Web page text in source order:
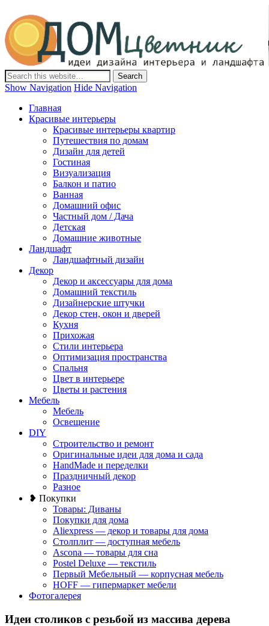
Дом-Цветник
Дизайн интерьера и ландшафта, декор и обустройство дома.
Идеи со всего мира.
Show Navigation Hide Navigation
Главная
Красивые интерьеры
Красивые интерьеры квартир
Путешествия по домам
Дизайн для детей
Гостиная
Визуализация
Балкон и патио
Ванная
Домашний офис
Частный дом / Дача
Детская
Домашние животные
Ландшафт
Ландшафтный дизайн
Декор
Декор и аксессуары для дома
Домашний текстиль
Дизайнерские штучки
Декор стен, окон и дверей
Кухня
Прихожая
Стили интерьера
Оптимизация пространства
Спальня
Цвет в интерьере
Цветы и растения
Мебель
Мебель
Освещение
DIY
Строительство и ремонт
Оригинальные идеи для дома и сада
HandMade и переделки
Праздничный декор
Разное
❥ Покупки
Товары: Диваны
Покупки для дома
Aliexpress — декор и товары для дома
Столплит — доступная мебель
Ascona — товары для сна
Postel Deluxe — текстиль
Первый Мебельный — корпусная мебель
HOFF — гипермаркет мебели
Фотогалерея
Идеи столиков с резьбой из массива дерева